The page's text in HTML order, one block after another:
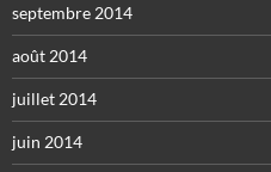
septembre 2014
août 2014
juillet 2014
juin 2014